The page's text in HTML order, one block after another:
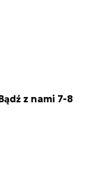
z nami 7-8